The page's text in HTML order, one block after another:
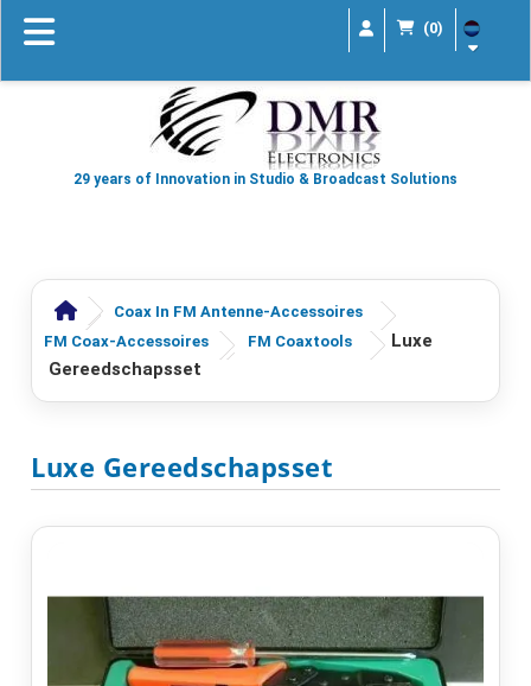
(0)
29 years of Innovation in Studio & Broadcast Solutions
Coax In FM Antenne-Accessoires
FM Coax-Accessoires
FM Coaxtools
Luxe
Gereedschapsset
Luxe Gereedschapsset